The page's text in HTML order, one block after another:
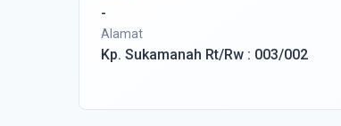
-
Alamat
Kp. Sukamanah Rt/Rw : 003/002